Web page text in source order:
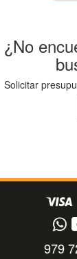
¿No
Solicitar
979